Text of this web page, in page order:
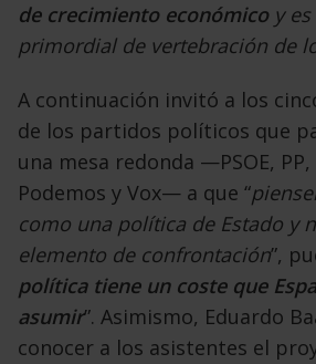
de crecimiento económicoy es
primordial de vertebración de
A continuación invitó a los
de los partidos políticos que
una mesa redonda —PSOE,
Podemos y Vox— a que “
como una política de Estado y
elemento de confrontación”,
política tiene un coste que
asumir”. Asimismo, Eduardo
conocer a los asistentes el